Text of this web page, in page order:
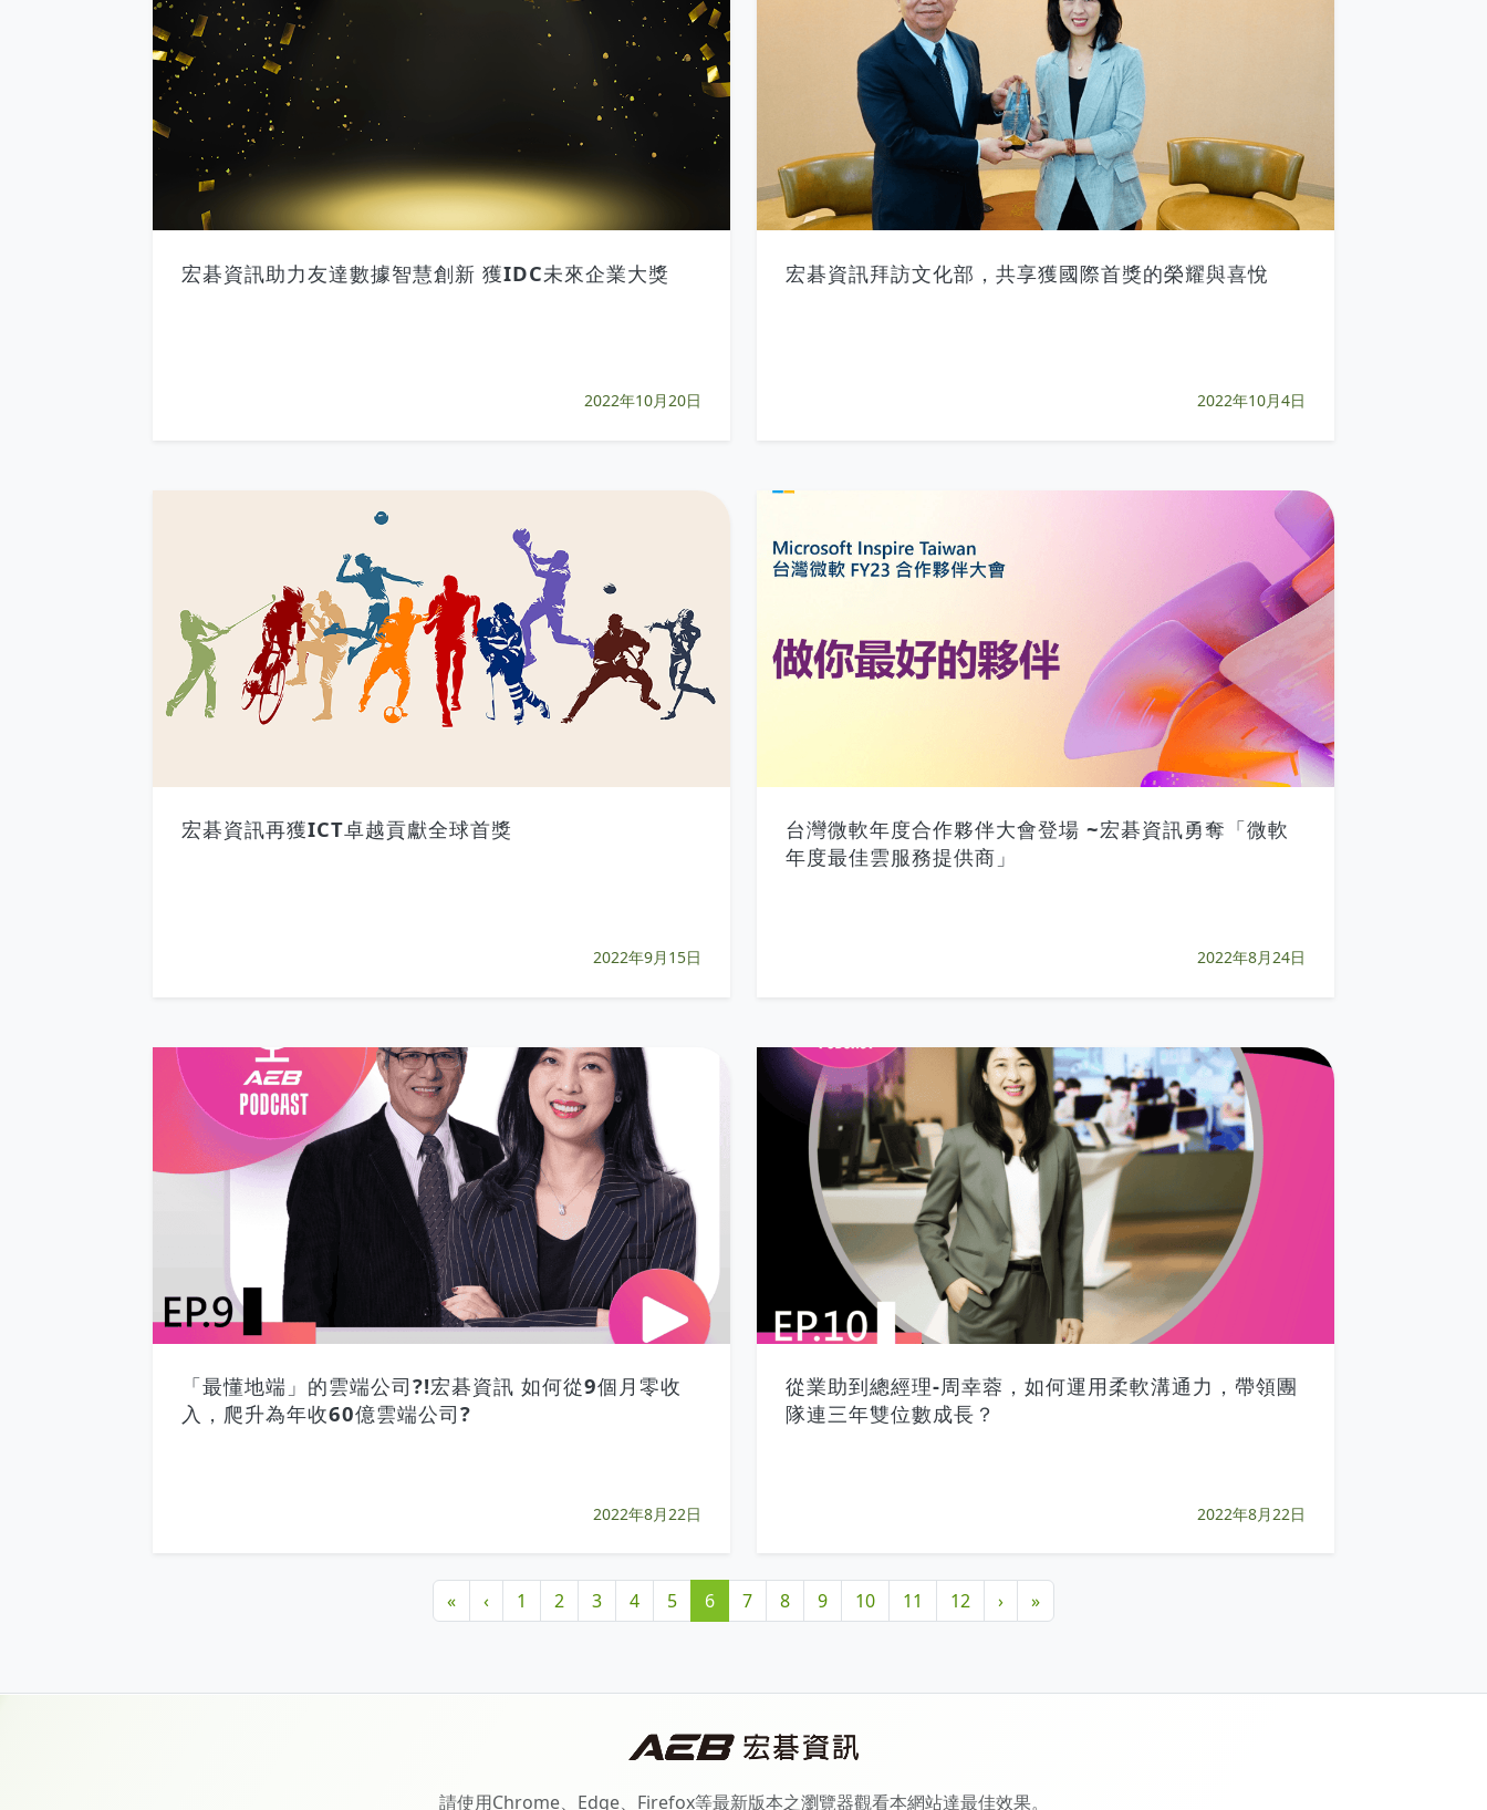
宏碁資訊助力友達數據智慧創新 獲IDC未來企業大獎
2022年10月20日
宏碁資訊拜訪文化部，共享獲國際首獎的榮耀與喜悅
2022年10月4日
宏碁資訊再獲ICT卓越貢獻全球首獎
2022年9月15日
台灣微軟年度合作夥伴大會登場 ~宏碁資訊勇奪「微軟
年度最佳雲服務提供商」
2022年8月24日
「最懂地端」的雲端公司?!宏碁資訊 如何從9個月零收
入，爬升為年收60億雲端公司?
2022年8月22日
從業助到總經理-周幸蓉，如何運用柔軟溝通力，帶領團
隊連三年雙位數成長？
2022年8月22日
« ‹ 1 2 3 4 5 6 7 8 9 10 11 12 › »
請使用Chrome、Edge、Firefox等最新版本之瀏覽器觀看本網站達最佳效果。